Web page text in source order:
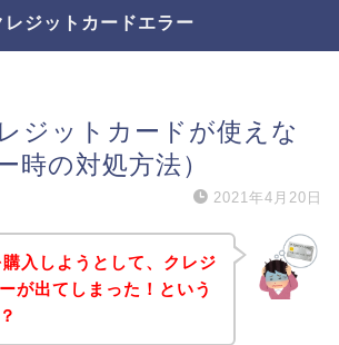
レジットカードエラー
ジットカードが使えな
時の対処方法）
2021年4月20日
入しようとして、クレジ
が出てしまった！という